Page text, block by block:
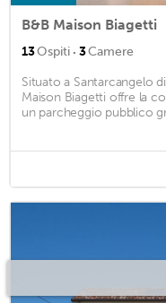
B&B Maison Biagetti
13Ospiti · 3Camere
Situato a Santarcangelo
Maison Biagetti offre la
un parcheggio pubblico